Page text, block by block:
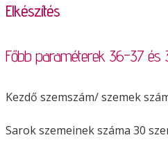
Elkészítés
Főbb paraméterek 36-37
Kezdő szemszám/ szemek
Sarok szemeinek száma 30